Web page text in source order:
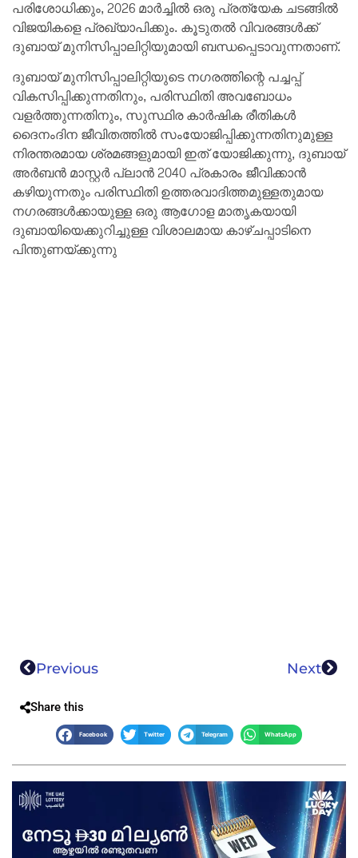
പരിശോധിക്കും, 2026 മാർച്ചിൽ ഒരു പ്രത്യേക ചടങ്ങിൽ
വിജയികളെ പ്രഖ്യാപിക്കും. കൂടുതൽ വിവരങ്ങൾക്ക്
ദുബായ് മുനിസിപ്പാലിറ്റിയുമായി ബന്ധപ്പെടാവുന്നതാണ്.
ദുബായ് മുനിസിപ്പാലിറ്റിയുടെ നഗരത്തിന്റെ പച്ചപ്പ്
വികസിപ്പിക്കുന്നതിനും, പരിസ്ഥിതി അവബോധം
വളർത്തുന്നതിനും, സുസ്ഥിര കാർഷിക രീതികൾ
ദൈനംദിന ജീവിതത്തിൽ സംയോജിപ്പിക്കുന്നതിനുമുള്ള
നിരന്തരമായ ശ്രമങ്ങളുമായി ഇത് യോജിക്കുന്നു, ദുബായ്
അർബൻ മാസ്റ്റർ പ്ലാൻ 2040 പ്രകാരം ജീവിക്കാൻ
കഴിയുന്നതും പരിസ്ഥിതി ഉത്തരവാദിത്തമുള്ളതുമായ
നഗരങ്ങൾക്കായുള്ള ഒരു ആഗോള മാതൃകയായി
ദുബായിയെക്കുറിച്ചുള്ള വിശാലമായ കാഴ്ചപ്പാടിനെ
പിന്തുണയ്ക്കുന്നു
Previous Next
Share this
Facebook Twitter Telegram WhatsApp